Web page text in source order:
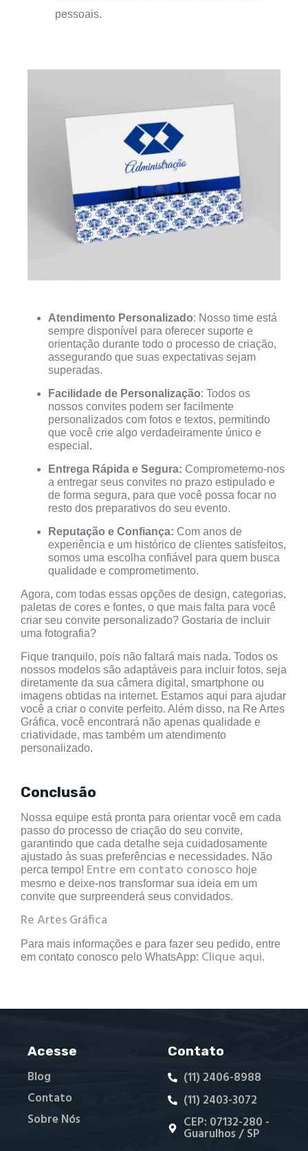
pessoais.
Atendimento Personalizado: Nosso time está
sempre disponível para oferecer suporte e
orientação durante todo o processo de criação,
assegurando que suas expectativas sejam
superadas.
Facilidade de Personalização: Todos os
nossos convites podem ser facilmente
personalizados com fotos e textos, permitindo
que você crie algo verdadeiramente único e
especial.
Entrega Rápida e Segura: Comprometemo-nos
a entregar seus convites no prazo estipulado e
de forma segura, para que você possa focar no
resto dos preparativos do seu evento.
Reputação e Confiança: Com anos de
experiência e um histórico de clientes satisfeitos,
somos uma escolha confiável para quem busca
qualidade e comprometimento.
Agora, com todas essas opções de design, categorias,
paletas de cores e fontes, o que mais falta para você
criar seu convite personalizado? Gostaria de incluir
uma fotografia?
Fique tranquilo, pois não faltará mais nada. Todos os
nossos modelos são adaptáveis para incluir fotos, seja
diretamente da sua câmera digital, smartphone ou
imagens obtidas na internet. Estamos aqui para ajudar
você a criar o convite perfeito. Além disso, na Re Artes
Gráfica, você encontrará não apenas qualidade e
criatividade, mas também um atendimento
personalizado.
Conclusão
Nossa equipe está pronta para orientar você em cada
passo do processo de criação do seu convite,
garantindo que cada detalhe seja cuidadosamente
ajustado às suas preferências e necessidades. Não
perca tempo! Entre em contato conosco hoje
mesmo e deixe-nos transformar sua ideia em um
convite que surpreenderá seus convidados.
Re Artes Gráfica
Para mais informações e para fazer seu pedido, entre
em contato conosco pelo WhatsApp: Clique aqui.
Acesse
Blog
Contato
Sobre Nós
Contato
(11) 2406-8988
(11) 2403-3072
CEP: 07132-280 -
Guarulhos / SP